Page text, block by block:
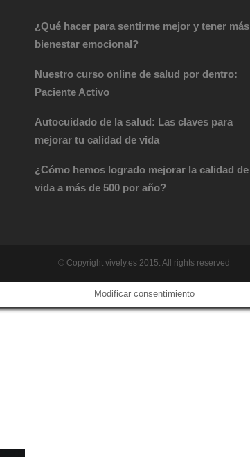
¿Qué hacer para sentirme mejor y tener más
bienestar emocional?
Nuestro curso online de salud por dentro:
Paciente Activo
Autocuidado de la salud: Las claves para
mejorar tu calidad de vida
¿Cómo hemos logrado mejorar la calidad de
vida a más de 500 por año?
© Copyright vively.es 2015. All rights reserved
Modificar consentimiento